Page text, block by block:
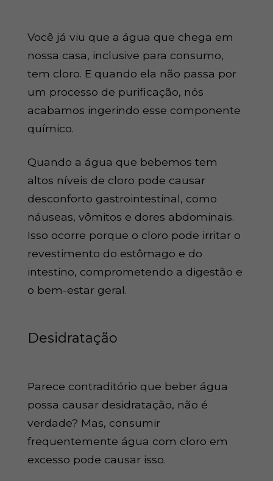
Você já viu que a água que chega em
nossa casa, inclusive para consumo,
tem cloro. E quando ela não passa por
um processo de purificação, nós
acabamos ingerindo esse componente
químico.
Quando a água que bebemos tem
altos níveis de cloro pode causar
desconforto gastrointestinal, como
náuseas, vômitos e dores abdominais.
Isso ocorre porque o cloro pode irritar o
revestimento do estômago e do
intestino, comprometendo a digestão e
o bem-estar geral.
Desidratação
Parece contraditório que beber água
possa causar desidratação, não é
verdade? Mas, consumir
frequentemente água com cloro em
excesso pode causar isso.